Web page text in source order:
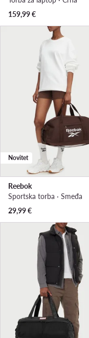
159,99€
Novitet
Reebok
Sportska torba · Smeđa
29,99€